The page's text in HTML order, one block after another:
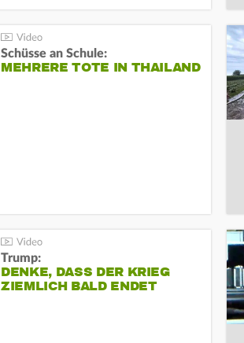
Schüsse an Schule:
MEHRERE TOTE IN THAILAND
Trump:
DENKE, DASS DER KRIEG
ZIEMLICH BALD ENDET